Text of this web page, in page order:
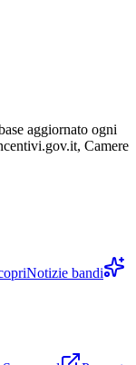
aggiornato ogni
Camere
Notizie bandi